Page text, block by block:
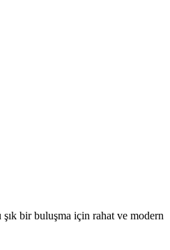
bir buluşma için rahat ve modern